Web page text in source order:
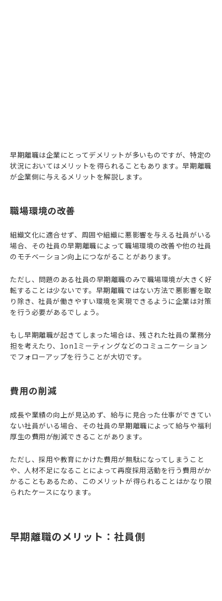
早期離職は企業にとってデメリットが多いものですが、特定の
状況においてはメリットを得られることもあります。早期離職
が企業側に与えるメリットを解説します。
職場環境の改善
組織文化に適合せず、周囲や組織に悪影響を与える社員がいる
場合、その社員の早期離職によって職場環境の改善や他の社員
のモチベーション向上につながることがあります。
ただし、問題のある社員の早期離職のみで職場環境が大きく好
転することは少ないです。早期離職ではない方法で悪影響を取
り除き、社員が働きやすい環境を実現できるように企業は対策
を行う必要があるでしょう。
もし早期離職が起きてしまった場合は、残された社員の業務分
担を考えたり、1on1ミーティングなどのコミュニケーション
でフォローアップを行うことが大切です。
費用の削減
成長や業績の向上が見込めず、給与に見合った仕事ができてい
ない社員がいる場合、その社員の早期離職によって給与や福利
厚生の費用が削減できることがあります。
ただし、採用や教育にかけた費用が無駄になってしまうこと
や、人材不足になることによって再度採用活動を行う費用がか
かることもあるため、このメリットが得られることはかなり限
られたケースになります。
早期離職のメリット：社員側